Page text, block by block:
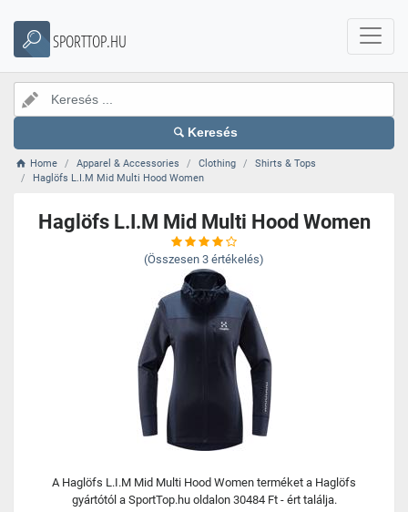
SPORTTOP.HU
Keresés
Home Apparel & Accessories Clothing
Shirts & Tops
Haglöfs L.I.M Mid Multi Hood Women
Haglöfs L.I.M Mid Multi Hood Women
(Összesen 3 értékelés)
A Haglöfs L.I.M Mid Multi Hood Women terméket a Haglöfs
gyártótól a SportTop.hu oldalon 30484 Ft - ért találja.